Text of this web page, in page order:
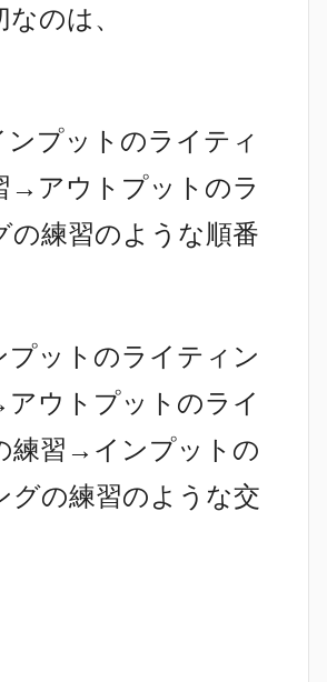
のは、
ンプットのライティ
→アウトプットのラ
の練習のような順番
プットのライティン
ウトプットのライ
練習→インプットの
グの練習のような交